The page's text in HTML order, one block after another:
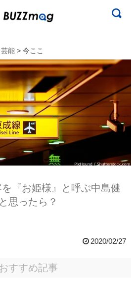
芸能 > 今ここ
『お姫様』と呼ぶ中島健
思ったら？
2020/02/27
おすすめ記事